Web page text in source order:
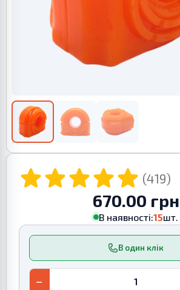
(419)
670.00 грн
В наявності:15шт.
В один клік
−